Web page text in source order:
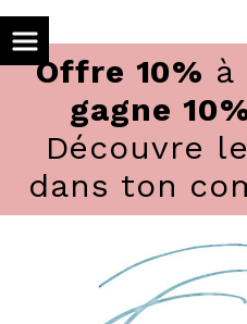
Offre 10% à
gagne
Découvre le
dans ton